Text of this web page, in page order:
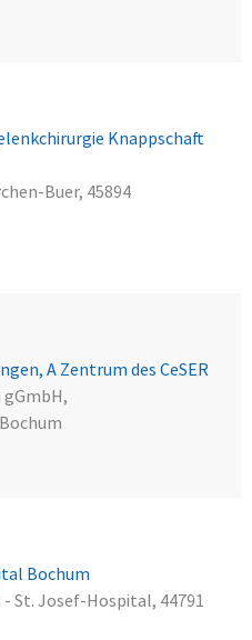
Knappschaft
Buer, 45894
A Zentrum des CeSER
Bochum
St. Josef-Hospital, 44791